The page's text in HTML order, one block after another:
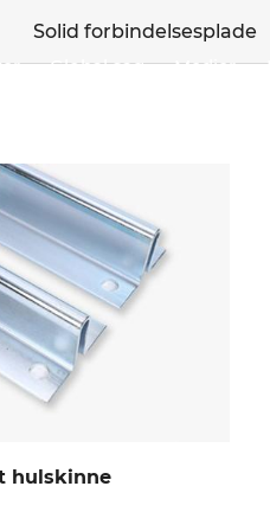
Global sag Medier
Solid forbindelsesplade
hulskinne